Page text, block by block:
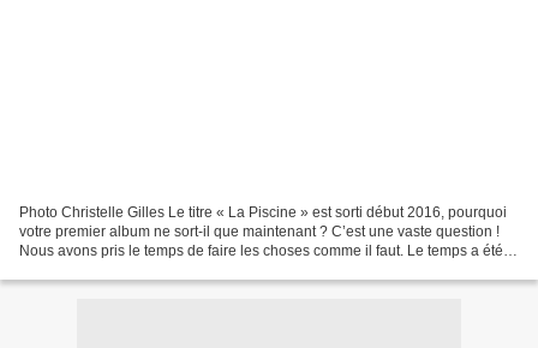
Photo Christelle Gilles Le titre « La Piscine » est sorti début 2016, pourquoi
votre premier album ne sort-il que maintenant ? C’est une vaste question !
Nous avons pris le temps de faire les choses comme il faut. Le temps a été